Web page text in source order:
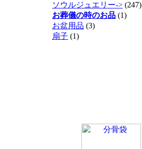
ソウルジュエリー-> (247)
お葬儀の時のお品 (1)
お盆用品 (3)
扇子 (1)